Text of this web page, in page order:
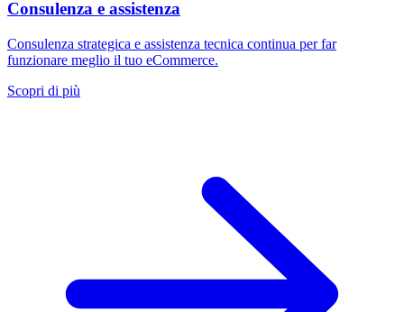
Consulenza e assistenza
Consulenza strategica e assistenza tecnica continua per far
funzionare meglio il tuo eCommerce.
Scopri di più